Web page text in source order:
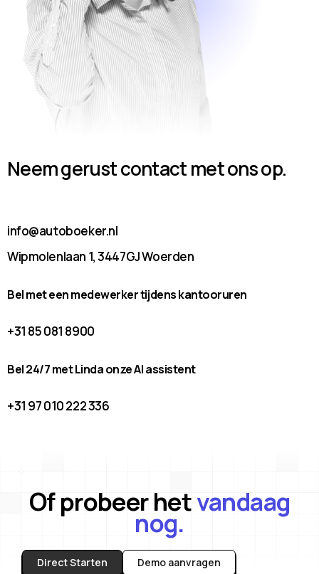
Neem gerust contact met ons op.
info@autoboeker.nl
Wipmolenlaan 1, 3447GJ Woerden
Bel met een medewerker tijdens kantooruren
+31 85 081 8900
Bel 24/7 met Linda onze AI assistent
+31 97 010 222 336
Of probeer hetvandaag
nog.
Direct Starten Demo aanvragen